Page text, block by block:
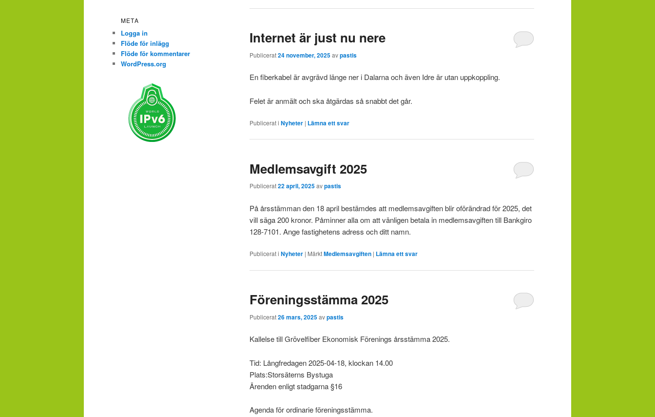
Internet är just nu nere
Publicerat24 november, 2025avpastis
En fiberkabel är avgrävd länge ner i Dalarna och även Idre är utan uppkoppling.
Felet är anmält och ska åtgärdas så snabbt det går.
Publicerat i Nyheter | Lämna ett svar
Medlemsavgift 2025
Publicerat22 april, 2025avpastis
På årsstämman den 18 april bestämdes att medlemsavgiften blir oförändrad för 2025, det
vill säga 200 kronor. Påminner alla om att vänligen betala in medlemsavgiften till Bankgiro
128-7101. Ange fastighetens adress och ditt namn.
Publicerat i Nyheter | MärktMedlemsavgiften | Lämna ett svar
Föreningsstämma 2025
Publicerat26 mars, 2025avpastis
Kallelse till Grövelfiber Ekonomisk Förenings årsstämma 2025.
Tid: Långfredagen 2025-04-18, klockan 14.00
Plats:Storsäterns Bystuga
Ärenden enligt stadgarna §16
Agenda för ordinarie föreningsstämma.
META
Logga in
Flöde för inlägg
Flöde för kommentarer
WordPress.org